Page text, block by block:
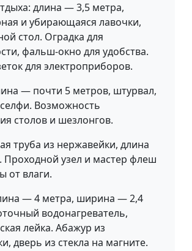
длина — 3,5 метра,
и убирающаяся лавочки,
стол. Оградка для
фальш-окно для удобства.
для электроприборов.
— почти 5 метров, штурвал,
Возможность
столов и шезлонгов.
труба из нержавейки, длина
узел и мастер флеш
от влаги.
— 4 метра, ширина — 2,4
водонагреватель,
лейка. Абажур из
дверь из стекла на магните.